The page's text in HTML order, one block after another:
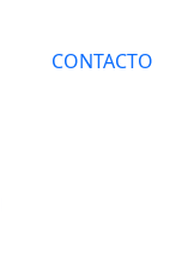
CONTACTO